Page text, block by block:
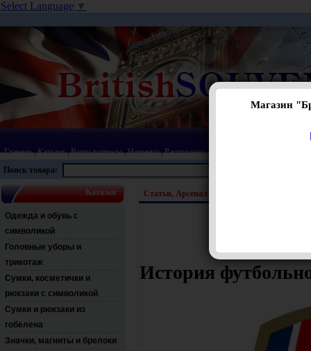
Select Language ▼
Главная|Каталог|Ваши вопросы|Новинки|Распродажа |
Поиск товара:
Каталог
Одежда и обувь с
символикой
Головные уборы и
трикотаж
Сумки, косметички и
рюкзаки с символикой
Сумки и рюкзаки из
гобелена
Значки, магниты и брелоки
Статьи, Арсенал
История
Магазин